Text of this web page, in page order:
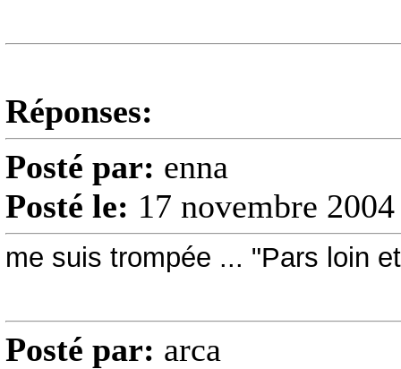
Réponses:
Posté par: enna
Posté le: 17 novembre
me suis trompée ... "Pars loin
Posté par: arca